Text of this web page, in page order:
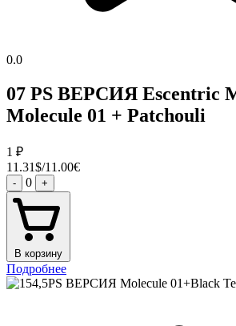
0.0
07 PS ВЕРСИЯ Escentric
Molecule 01 + Patchouli
1 ₽
11.31$/11.00€
- 0 +
В корзину
Подробнее